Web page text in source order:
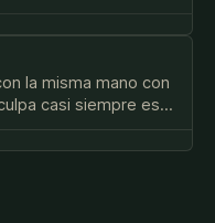
la misma mano con
casi siempre es
tu dolor.